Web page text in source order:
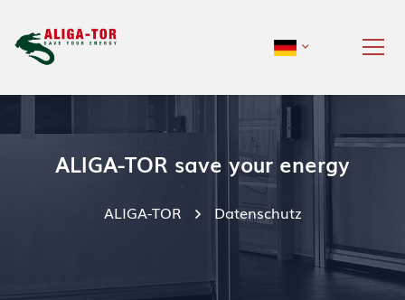
ALIGA-TOR save your energy
ALIGA-TOR Datenschutz